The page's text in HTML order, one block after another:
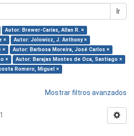
Ir
Autor: Brewer-Carías, Allan R. ×
×
Autor: Jolowicz, J. Anthony ×
×
Autor: Barbosa Moreira, José Carlos ×
×
Autor: Barajas Montes de Oca, Santiago ×
Romero, Miguel ×
Mostrar filtros avanzados